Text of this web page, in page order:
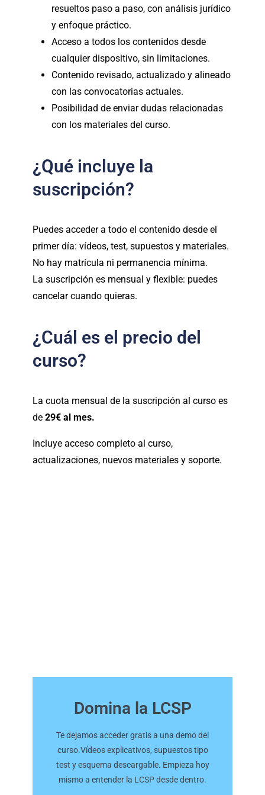
resueltos paso a paso, con análisis jurídico
y enfoque práctico.
Acceso a todos los contenidos desde
cualquier dispositivo, sin limitaciones.
Contenido revisado, actualizado y alineado
con las convocatorias actuales.
Posibilidad de enviar dudas relacionadas
con los materiales del curso.
¿Qué incluye la
suscripción?
Puedes acceder a todo el contenido desde el
primer día: vídeos, test, supuestos y materiales.
No hay matrícula ni permanencia mínima.
La suscripción es mensual y flexible: puedes
cancelar cuando quieras.
¿Cuál es el precio del
curso?
La cuota mensual de la suscripción al curso es
de29€ al mes.
Incluye acceso completo al curso,
actualizaciones, nuevos materiales y soporte.
Domina la LCSP
Te dejamos acceder gratis a una demo del
curso.Vídeos explicativos, supuestos tipo
test y esquema descargable. Empieza hoy
mismo a entender la LCSP desde dentro.